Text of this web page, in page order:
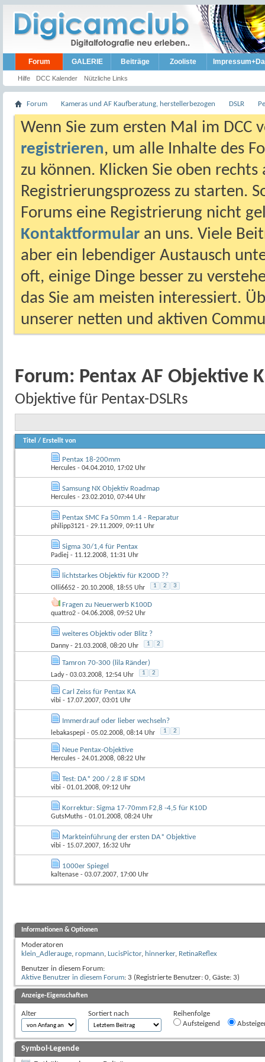
Forum
Hilfe DCC Kalender Nützliche Links
GALERIE Beiträge Zooliste
Forum Kameras und AF Kaufberatung, herstellerbezogen DSLR
Wenn Sie zum ersten Mal im DCC
registrieren, um alle Inhalte des
zu können. Klicken Sie oben
Registrierungsprozess zu starten.
Forums eine Registrierung nicht
Kontaktformular an uns. Viele
aber ein lebendiger Austausch
oft, einige Dinge besser zu
das Sie am meisten interessiert.
unserer netten und aktiven
Forum: Pentax AF Objektive
Objektive für Pentax-DSLRs
Titel / Erstellt von
Pentax 18-200mm
Hercules - 04.04.2010, 17:02 Uhr
Samsung NX Objektiv Roadmap
Hercules - 23.02.2010, 07:44 Uhr
Pentax SMC Fa 50mm 1.4 - Reparatur
philipp3121 - 29.11.2009, 09:11 Uhr
Sigma 30/1,4 für Pentax
Padiej - 11.12.2008, 11:31 Uhr
lichtstarkes Objektiv für K200D ??
Olli6652 - 20.10.2008, 18:55 Uhr 1 2 3
Fragen zu Neuerwerb K100D
quattro2 - 04.06.2008, 09:52 Uhr
weiteres Objektiv oder Blitz ?
Danny- 21.03.2008, 08:20 Uhr 1 2
Tamron 70-300 (lila Ränder)
Lady- 03.03.2008, 12:54 Uhr 1 2
Carl Zeiss für Pentax KA
vibi - 17.07.2007, 03:01 Uhr
Immerdrauf oder lieber wechseln?
lebakaspepi - 05.02.2008, 08:14 Uhr 1 2
Neue Pentax-Objektive
Hercules - 24.01.2008, 08:22 Uhr
Test: DA* 200 / 2.8 IF SDM
vibi - 01.01.2008, 09:12 Uhr
Korrektur: Sigma 17-70mm F2,8 -4,5 für K10D
GutsMuths - 01.01.2008, 08:24 Uhr
Markteinführung der ersten DA* Objektive
vibi - 15.07.2007, 16:32 Uhr
1000er Spiegel
kaltenase - 03.07.2007, 17:00 Uhr
Informationen & Optionen
Moderatoren
klein_Adlerauge, ropmann, LucisPictor, hinnerker, RetinaReflex
Benutzer in diesem Forum:
Aktive Benutzer in diesem Forum: 3 (Registrierte Benutzer: 0, Gäste: 3)
Anzeige-Eigenschaften
Alter Sortiert nach
Reihenfolge
Aufsteigend
Symbol-Legende